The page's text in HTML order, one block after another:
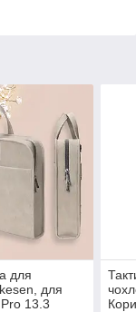
для
для
13.3